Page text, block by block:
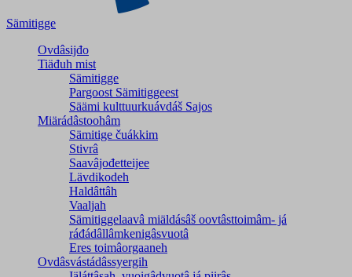
Sämitigge
Ovdâsijđo
Tiäđuh mist
Sämitigge
Pargoost Sämitiggeest
Säämi kulttuurkuávdáš Sajos
Miärádâstoohâm
Sämitige čuákkim
Stivrâ
Saavâjođetteijee
Lävdikodeh
Haldâttâh
Vaaljah
Sämitiggelaavâ miäldásâš oovtâsttoimâm- já
ráđádâllâmkenigâsvuotâ
Eres toimâorgaaneh
Ovdâsvástádâssyergih